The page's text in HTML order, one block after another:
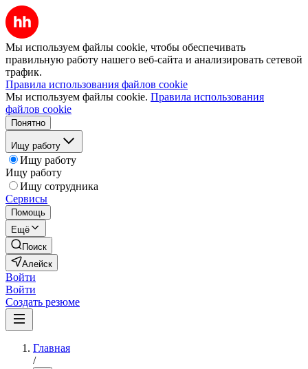
Мы используем файлы cookie, чтобы обеспечивать
правильную работу нашего веб-сайта и анализировать сетевой
трафик.
Правила использования файлов cookie
Мы используем файлы cookie. Правила использования
файлов cookie
Понятно
Ищу работу
Ищу работу
Ищу работу
Ищу сотрудника
Сервисы
Помощь
Ещё
Поиск
Алейск
Войти
Войти
Создать резюме
Главная
/